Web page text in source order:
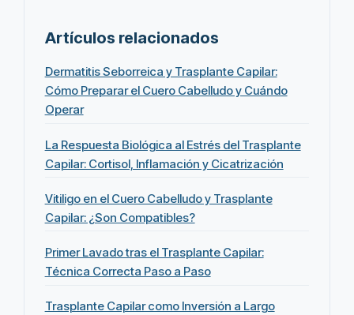
Artículos relacionados
Dermatitis Seborreica y Trasplante Capilar:
Cómo Preparar el Cuero Cabelludo y Cuándo
Operar
La Respuesta Biológica al Estrés del Trasplante
Capilar: Cortisol, Inflamación y Cicatrización
Vitiligo en el Cuero Cabelludo y Trasplante
Capilar: ¿Son Compatibles?
Primer Lavado tras el Trasplante Capilar:
Técnica Correcta Paso a Paso
Trasplante Capilar como Inversión a Largo